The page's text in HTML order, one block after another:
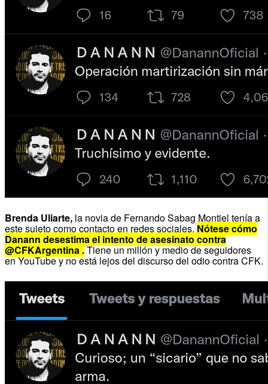
Brenda Uliarte,la novia de Fernando Sabag Montiel tenía a
este sujeto como contacto en redes sociales. Nótese cómo
Danann desestima el intento de asesinato contra
@CFKArgentina .Tiene un millón y medio de seguidores
en YouTube y no está lejos del discurso del odio contra CFK.